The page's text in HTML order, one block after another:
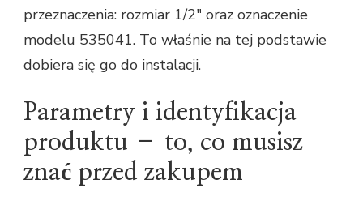
przeznaczenia: rozmiar 1/2" oraz oznaczenie
modelu 535041. To właśnie na tej podstawie
dobiera się go do instalacji.
Parametry i identyfikacja
produktu – to, co musisz
znać przed zakupem